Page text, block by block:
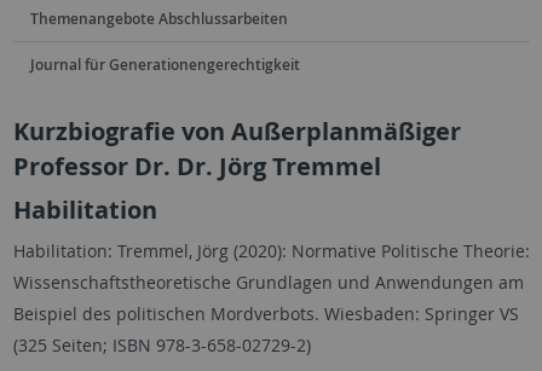
Themenangebote Abschlussarbeiten
Journal für Generationengerechtigkeit
Kurzbiografie von Außerplanmäßiger
Professor Dr. Dr. Jörg Tremmel
Habilitation
Habilitation: Tremmel, Jörg (2020): Normative Politische Theorie:
Wissenschaftstheoretische Grundlagen und Anwendungen am
Beispiel des politischen Mordverbots. Wiesbaden: Springer VS
(325 Seiten; ISBN 978-3-658-02729-2)